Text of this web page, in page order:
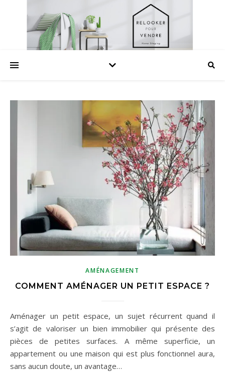
AMÉNAGEMENT
COMMENT AMÉNAGER UN PETIT ESPACE ?
Aménager un petit espace, un sujet récurrent quand il
s’agit de valoriser un bien immobilier qui présente des
pièces de petites surfaces. A même superficie, un
appartement ou une maison qui est plus fonctionnel aura,
sans aucun doute, un avantage…